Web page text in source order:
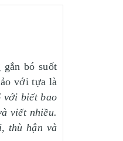
bó suốt
với tựa là
với biết bao
viết nhiều.
thù hận và